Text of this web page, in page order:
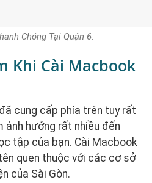
Chóng Tại Quận 6.
Khi Cài Macbook
cung cấp phía trên tuy rất
ảnh hưởng rất nhiều đến
tập của bạn. Cài Macbook
quen thuộc với các cơ sở
của Sài Gòn.